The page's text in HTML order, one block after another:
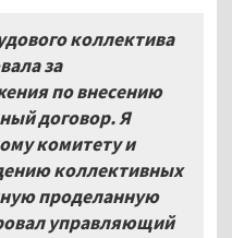
коллектива
за
по внесению
договор. Я
комитету и
коллективных
проделанную
управляющий